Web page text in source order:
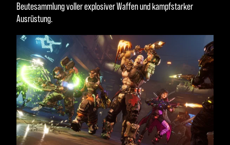
Beutesammlung voller explosiver Waffen und kampfstarker
Ausrüstung.